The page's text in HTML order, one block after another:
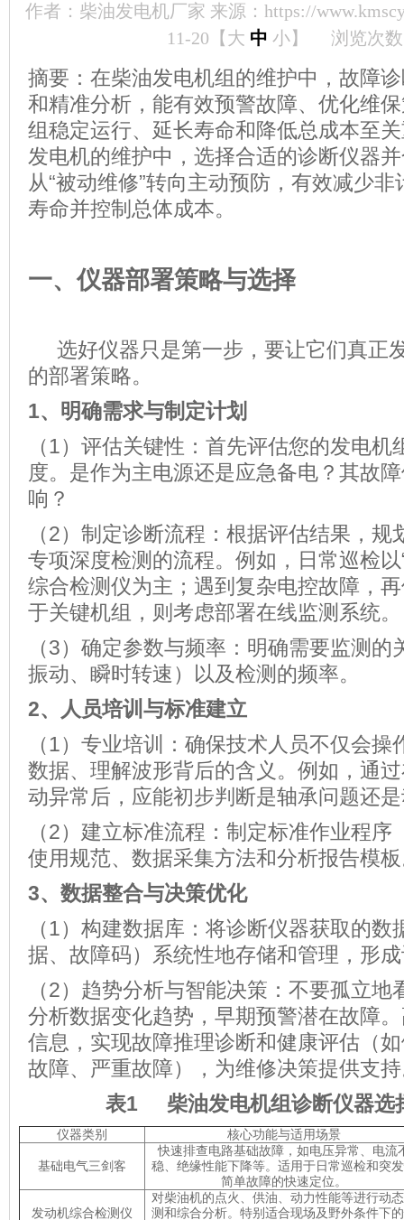
作者：柴油发电机厂家 来源：https://
11-20【 大 中 小】 浏览次
摘要：在柴油发电机组的维护中，故障
和精准分析，能有效预警故障、优化维
组稳定运行、延长寿命和降低总成本至
发电机的维护中，选择合适的诊断仪器
从“被动维修”转向主动预防，有效减少
寿命并控制总体成本。
一、仪器部署策略与选择
选好仪器只是第一步，要让它们真正
的部署策略。
1、 明确需求与制定计划
（1）评估关键性：首先评估您的发电
度。是作为主电源还是应急备电？其故
响？
（2）制定诊断流程：根据评估结果，
专项深度检测的流程。例如，日常巡检
综合检测仪为主；遇到复杂电控故障，
于关键机组，则考虑部署在线监测系统。
（3）确定参数与频率：明确需要监测
振动、瞬时转速）以及检测的频率。
2、
人员培训与标准建立
（1）专业培训：确保技术人员不仅会
数据、理解波形背后的含义。例如，通
动异常后，应能初步判断是轴承问题还
（2）建立标准流程：制定标准作业程
使用规范、数据采集方法和分析报告模
3、 数据整合与决策优化
（1）构建数据库：将诊断仪器获取的数
据、故障码）系统性地存储和管理，形
（2）趋势分析与智能决策：不要孤立
分析数据变化趋势，早期预警潜在故障
信息，实现故障推理诊断和健康评估（
故障、严重故障），为维修决策提供支
表1 柴油发电机组诊断仪器选
仪器类别 核心功能与适用场景
基础电气三剑客
快速排查电路基础故障，如电压异常、电流
稳、绝缘性能下降等。适用于日常巡检和突
简单故障的快速定位。
发动机综合检测仪
对柴油机的点火、供油、动力性能等进行动
测和综合分析。特别适合现场及野外条件下